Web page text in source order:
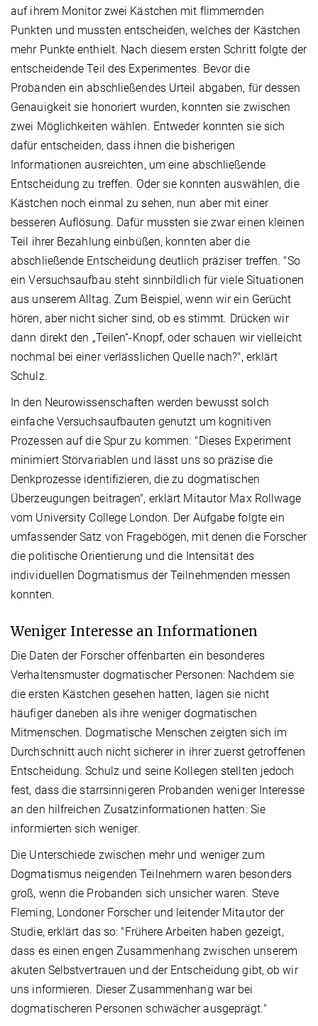
auf ihrem Monitor zwei Kästchen mit flimmernden
Punkten und mussten entscheiden, welches der Kästchen
mehr Punkte enthielt. Nach diesem ersten Schritt folgte der
entscheidende Teil des Experimentes. Bevor die
Probanden ein abschließendes Urteil abgaben, für dessen
Genauigkeit sie honoriert wurden, konnten sie zwischen
zwei Möglichkeiten wählen. Entweder konnten sie sich
dafür entscheiden, dass ihnen die bisherigen
Informationen ausreichten, um eine abschließende
Entscheidung zu treffen. Oder sie konnten auswählen, die
Kästchen noch einmal zu sehen, nun aber mit einer
besseren Auflösung. Dafür mussten sie zwar einen kleinen
Teil ihrer Bezahlung einbüßen, konnten aber die
abschließende Entscheidung deutlich präziser treffen. "So
ein Versuchsaufbau steht sinnbildlich für viele Situationen
aus unserem Alltag. Zum Beispiel, wenn wir ein Gerücht
hören, aber nicht sicher sind, ob es stimmt. Drücken wir
dann direkt den „Teilen“-Knopf, oder schauen wir vielleicht
nochmal bei einer verlässlichen Quelle nach?", erklärt
Schulz.
In den Neurowissenschaften werden bewusst solch
einfache Versuchsaufbauten genutzt um kognitiven
Prozessen auf die Spur zu kommen. "Dieses Experiment
minimiert Störvariablen und lässt uns so präzise die
Denkprozesse identifizieren, die zu dogmatischen
Überzeugungen beitragen", erklärt Mitautor Max Rollwage
vom University College London. Der Aufgabe folgte ein
umfassender Satz von Fragebögen, mit denen die Forscher
die politische Orientierung und die Intensität des
individuellen Dogmatismus der Teilnehmenden messen
konnten.
Weniger Interesse an Informationen
Die Daten der Forscher offenbarten ein besonderes
Verhaltensmuster dogmatischer Personen: Nachdem sie
die ersten Kästchen gesehen hatten, lagen sie nicht
häufiger daneben als ihre weniger dogmatischen
Mitmenschen. Dogmatische Menschen zeigten sich im
Durchschnitt auch nicht sicherer in ihrer zuerst getroffenen
Entscheidung. Schulz und seine Kollegen stellten jedoch
fest, dass die starrsinnigeren Probanden weniger Interesse
an den hilfreichen Zusatzinformationen hatten: Sie
informierten sich weniger.
Die Unterschiede zwischen mehr und weniger zum
Dogmatismus neigenden Teilnehmern waren besonders
groß, wenn die Probanden sich unsicher waren. Steve
Fleming, Londoner Forscher und leitender Mitautor der
Studie, erklärt das so: "Frühere Arbeiten haben gezeigt,
dass es einen engen Zusammenhang zwischen unserem
akuten Selbstvertrauen und der Entscheidung gibt, ob wir
uns informieren. Dieser Zusammenhang war bei
dogmatischeren Personen schwächer ausgeprägt."